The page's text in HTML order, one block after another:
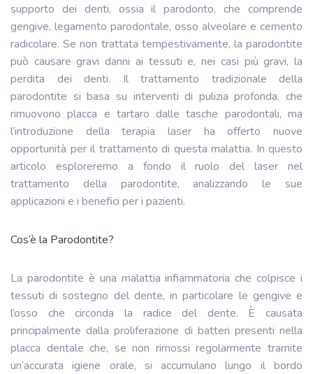
supporto dei denti, ossia il parodonto, che comprende
gengive, legamento parodontale, osso alveolare e cemento
radicolare. Se non trattata tempestivamente, la parodontite
può causare gravi danni ai tessuti e, nei casi più gravi, la
perdita dei denti. Il trattamento tradizionale della
parodontite si basa su interventi di pulizia profonda, che
rimuovono placca e tartaro dalle tasche parodontali, ma
l’introduzione della terapia laser ha offerto nuove
opportunità per il trattamento di questa malattia. In questo
articolo esploreremo a fondo il ruolo del laser nel
trattamento della parodontite, analizzando le sue
applicazioni e i benefici per i pazienti.
Cos’è la Parodontite?
La parodontite è una malattia infiammatoria che colpisce i
tessuti di sostegno del dente, in particolare le gengive e
l’osso che circonda la radice del dente. È causata
principalmente dalla proliferazione di batteri presenti nella
placca dentale che, se non rimossi regolarmente tramite
un’accurata igiene orale, si accumulano lungo il bordo